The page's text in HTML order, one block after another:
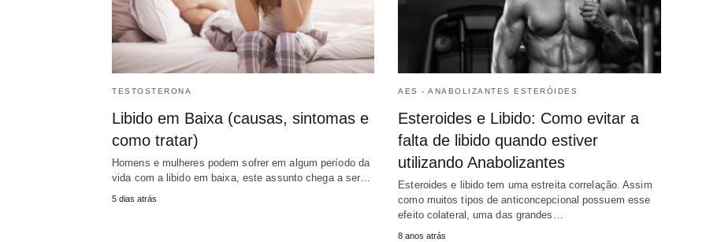
TESTOSTERONA
Libido em Baixa (causas, sintomas e
como tratar)
Homens e mulheres podem sofrer em algum período da
vida com a libido em baixa, este assunto chega a ser…
5 dias atrás
AES - ANABOLIZANTES ESTERÓIDES
Esteroides e Libido: Como evitar a
falta de libido quando estiver
utilizando Anabolizantes
Esteroides e libido tem uma estreita correlação. Assim
como muitos tipos de anticoncepcional possuem esse
efeito colateral, uma das grandes…
8 anos atrás